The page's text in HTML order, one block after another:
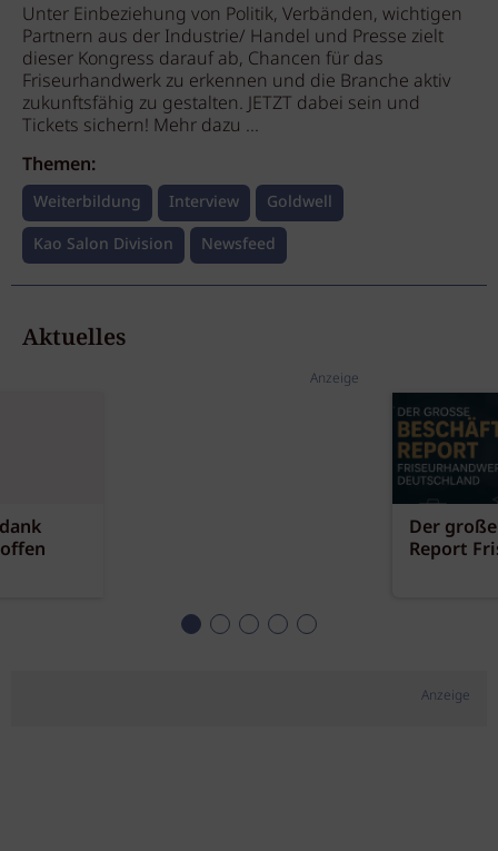
Unter Einbeziehung von Politik, Verbänden, wichtigen
Partnern aus der Industrie/ Handel und Presse zielt
dieser Kongress darauf ab, Chancen für das
Friseurhandwerk zu erkennen und die Branche aktiv
zukunftsfähig zu gestalten. JETZT dabei sein und
Tickets sichern! Mehr dazu ...
Themen:
Weiterbildung Interview
Goldwell
Kao Salon Division
Newsfeed
Aktuelles
Anzeige
Der
Report
Anzeige